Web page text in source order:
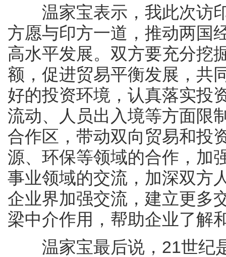
温家宝表示，我此次访印
方愿与印方一道，推动两国
高水平发展。双方要充分挖
额，促进贸易平衡发展，共
好的投资环境，认真落实投
流动、人员出入境等方面限
合作区，带动双向贸易和投
源、环保等领域的合作，加
事业领域的交流，加深双方
企业界加强交流，建立更多
梁中介作用，帮助企业了解
温家宝最后说，21世纪